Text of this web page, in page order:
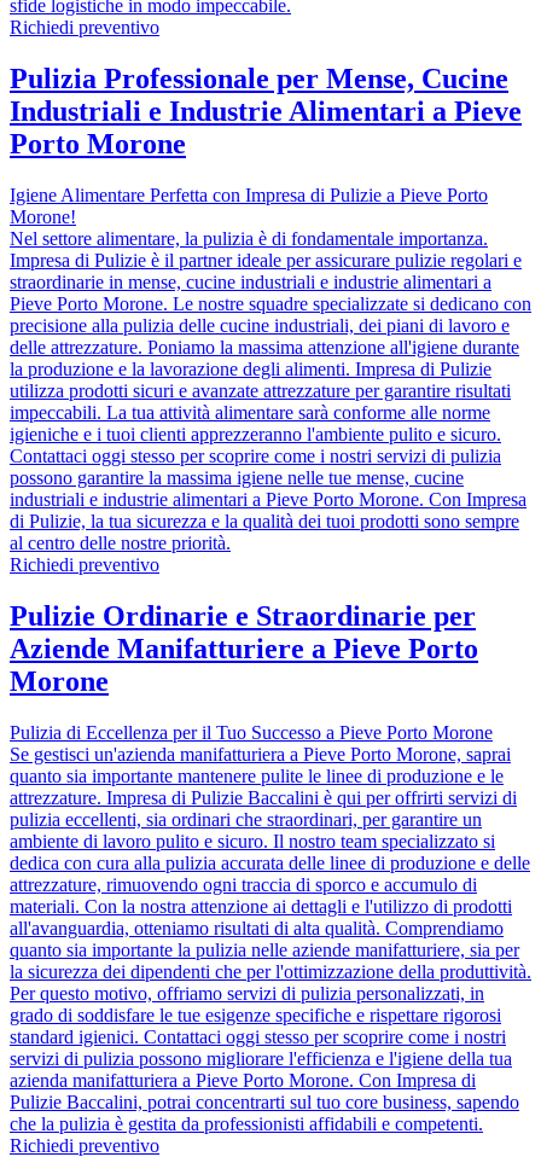
sfide logistiche in modo impeccabile.
Richiedi preventivo
Pulizia Professionale per Mense, Cucine
Industriali e Industrie Alimentari a Pieve
Porto Morone
Igiene Alimentare Perfetta con Impresa di Pulizie a Pieve Porto
Morone!
Nel settore alimentare, la pulizia è di fondamentale importanza.
Impresa di Pulizie è il partner ideale per assicurare pulizie regolari e
straordinarie in mense, cucine industriali e industrie alimentari a
Pieve Porto Morone. Le nostre squadre specializzate si dedicano con
precisione alla pulizia delle cucine industriali, dei piani di lavoro e
delle attrezzature. Poniamo la massima attenzione all'igiene durante
la produzione e la lavorazione degli alimenti. Impresa di Pulizie
utilizza prodotti sicuri e avanzate attrezzature per garantire risultati
impeccabili. La tua attività alimentare sarà conforme alle norme
igieniche e i tuoi clienti apprezzeranno l'ambiente pulito e sicuro.
Contattaci oggi stesso per scoprire come i nostri servizi di pulizia
possono garantire la massima igiene nelle tue mense, cucine
industriali e industrie alimentari a Pieve Porto Morone. Con Impresa
di Pulizie, la tua sicurezza e la qualità dei tuoi prodotti sono sempre
al centro delle nostre priorità.
Richiedi preventivo
Pulizie Ordinarie e Straordinarie per
Aziende Manifatturiere a Pieve Porto
Morone
Pulizia di Eccellenza per il Tuo Successo a Pieve Porto Morone
Se gestisci un'azienda manifatturiera a Pieve Porto Morone, saprai
quanto sia importante mantenere pulite le linee di produzione e le
attrezzature. Impresa di Pulizie Baccalini è qui per offrirti servizi di
pulizia eccellenti, sia ordinari che straordinari, per garantire un
ambiente di lavoro pulito e sicuro. Il nostro team specializzato si
dedica con cura alla pulizia accurata delle linee di produzione e delle
attrezzature, rimuovendo ogni traccia di sporco e accumulo di
materiali. Con la nostra attenzione ai dettagli e l'utilizzo di prodotti
all'avanguardia, otteniamo risultati di alta qualità. Comprendiamo
quanto sia importante la pulizia nelle aziende manifatturiere, sia per
la sicurezza dei dipendenti che per l'ottimizzazione della produttività.
Per questo motivo, offriamo servizi di pulizia personalizzati, in
grado di soddisfare le tue esigenze specifiche e rispettare rigorosi
standard igienici. Contattaci oggi stesso per scoprire come i nostri
servizi di pulizia possono migliorare l'efficienza e l'igiene della tua
azienda manifatturiera a Pieve Porto Morone. Con Impresa di
Pulizie Baccalini, potrai concentrarti sul tuo core business, sapendo
che la pulizia è gestita da professionisti affidabili e competenti.
Richiedi preventivo